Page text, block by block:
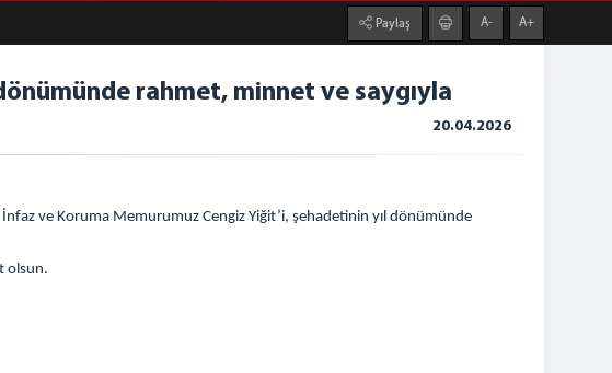
Paylaş A- A+
rahmet, minnet ve saygıyla
20.04.2026
ve Koruma Memurumuz Cengiz Yiğit’i, şehadetinin yıl dönümünde
olsun.